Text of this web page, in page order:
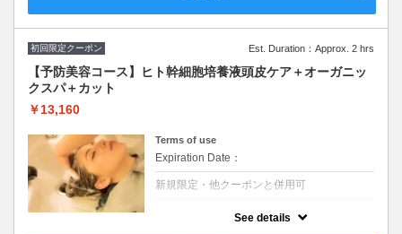
初回限定クーポン Est. Duration：Approx. 2 hrs
【予防美容コース】ヒト幹細胞培養液頭皮ケア＋オーガニッ
クスパ＋カット
￥13,160
Terms of use
Expiration Date：
新規限定・他クーポンと併用可
See details